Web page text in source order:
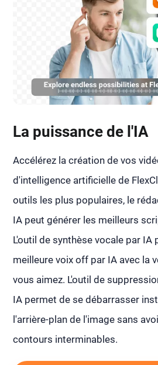
La puissance de l'IA
Accélérez la création de vos
d'intelligence artificielle de
outils les plus populaires, le
IA peut générer les meilleurs
L'outil de synthèse vocale par IA
meilleure voix off par IA avec la
vous aimez. L'outil de
IA permet de se débarrasser
l'arrière-plan de l'image sans
contours interminables.